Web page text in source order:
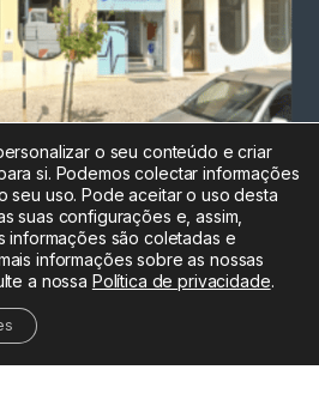
para a rede fixa
nacional
212
588 047
212
588 044
o seu conteúdo e criar
si. Podemos colectar informações
seu uso. Pode aceitar o uso desta
suas configurações e, assim,
informações são coletadas e
informações sobre as nossas
a nossa Política de privacidade.